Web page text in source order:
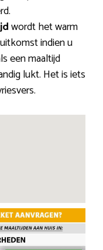
wordt het warm
indien u
een maaltijd
lukt. Het is iets